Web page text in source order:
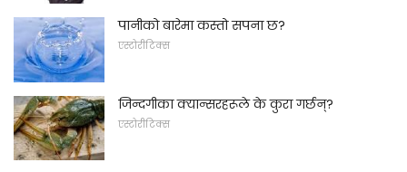
पानीको बारेमा कस्तो सपना छ?
एस्टोरीटिक्स
जिन्दगीका क्यान्सरहरूले के कुरा गर्छन्?
एस्टोरीटिक्स